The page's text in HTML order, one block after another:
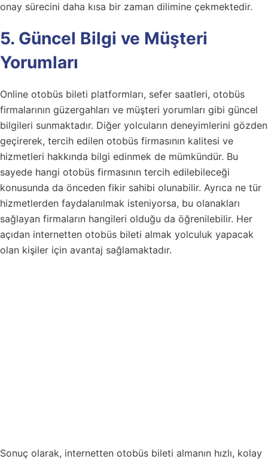
onay sürecini daha kısa bir zaman dilimine çekmektedir.
5. Güncel Bilgi ve Müşteri
Yorumları
Online otobüs bileti platformları, sefer saatleri, otobüs
firmalarının güzergahları ve müşteri yorumları gibi güncel
bilgileri sunmaktadır. Diğer yolcuların deneyimlerini gözden
geçirerek, tercih edilen otobüs firmasının kalitesi ve
hizmetleri hakkında bilgi edinmek de mümkündür. Bu
sayede hangi otobüs firmasının tercih edilebileceği
konusunda da önceden fikir sahibi olunabilir. Ayrıca ne tür
hizmetlerden faydalanılmak isteniyorsa, bu olanakları
sağlayan firmaların hangileri olduğu da öğrenilebilir. Her
açıdan internetten otobüs bileti almak yolculuk yapacak
olan kişiler için avantaj sağlamaktadır.
Sonuç olarak, internetten otobüs bileti almanın hızlı, kolay